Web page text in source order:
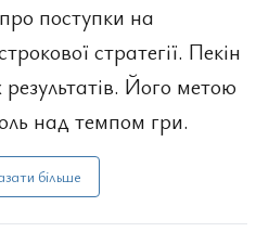
поступки на
стратегії. Пекін
Його метою
над темпом гри.
більше